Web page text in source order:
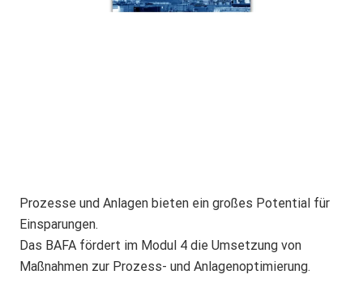
Prozesse und Anlagen bieten ein großes Potential für
Einsparungen.
Das BAFA fördert im Modul 4 die Umsetzung von
Maßnahmen zur Prozess- und Anlagenoptimierung.